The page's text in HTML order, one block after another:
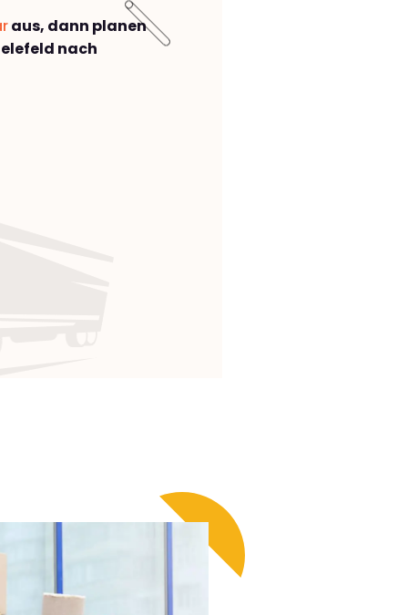
aus, dann planen
nach